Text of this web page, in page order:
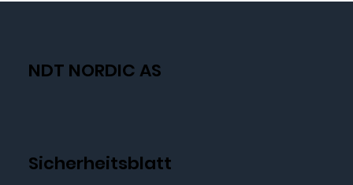
NDT NORDIC AS
Sicherheitsblatt